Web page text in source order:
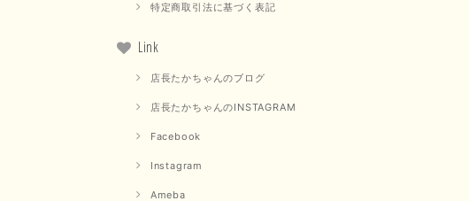
特定商取引法に基づく表記
Link
店長たかちゃんのブログ
店長たかちゃんのINSTAGRAM
Facebook
Instagram
Ameba